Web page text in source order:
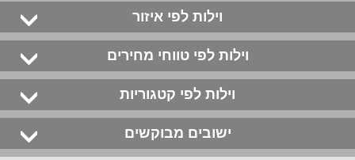
וילות לפי איזור
וילות לפי טווחי מחירים
וילות לפי קטגוריות
ישובים מבוקשים